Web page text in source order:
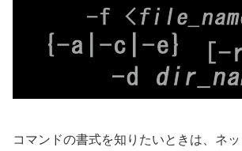
コマンドの書式を知りたいときは、ネ